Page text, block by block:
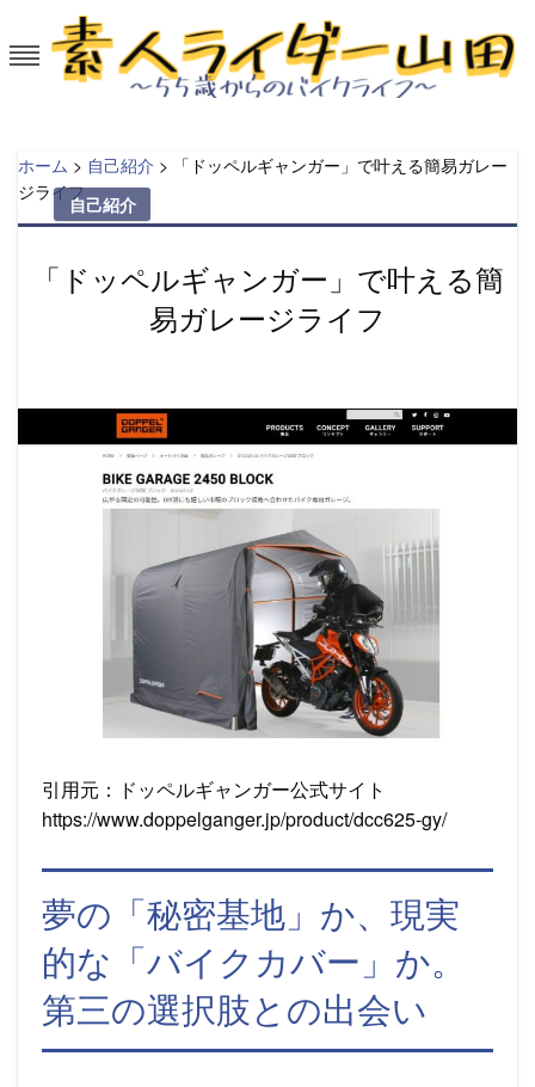
to
content
クライフ
ホーム > 自己紹介 >
「ドッペルギャンガー」で叶える簡易ガレー
ジライフ
「ドッペルギャンガー」で叶える簡
易ガレージライフ
自己紹介
引用元：ドッペルギャンガー公式サイト
https://www.doppelganger.jp/product/dcc625-gy/
夢の「秘密基地」か、現実
的な「バイクカバー」か。
第三の選択肢との出会い